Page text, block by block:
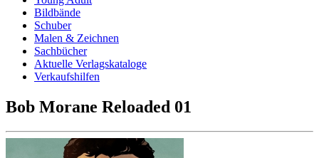
Bildbände
Schuber
Malen & Zeichnen
Sachbücher
Aktuelle Verlagskataloge
Verkaufshilfen
Bob Morane Reloaded 01